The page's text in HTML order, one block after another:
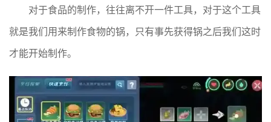
对于食品的制作，往往离不开一件工具，对于这个工具
就是我们用来制作食物的锅，只有事先获得锅之后我们这时
才能开始制作。